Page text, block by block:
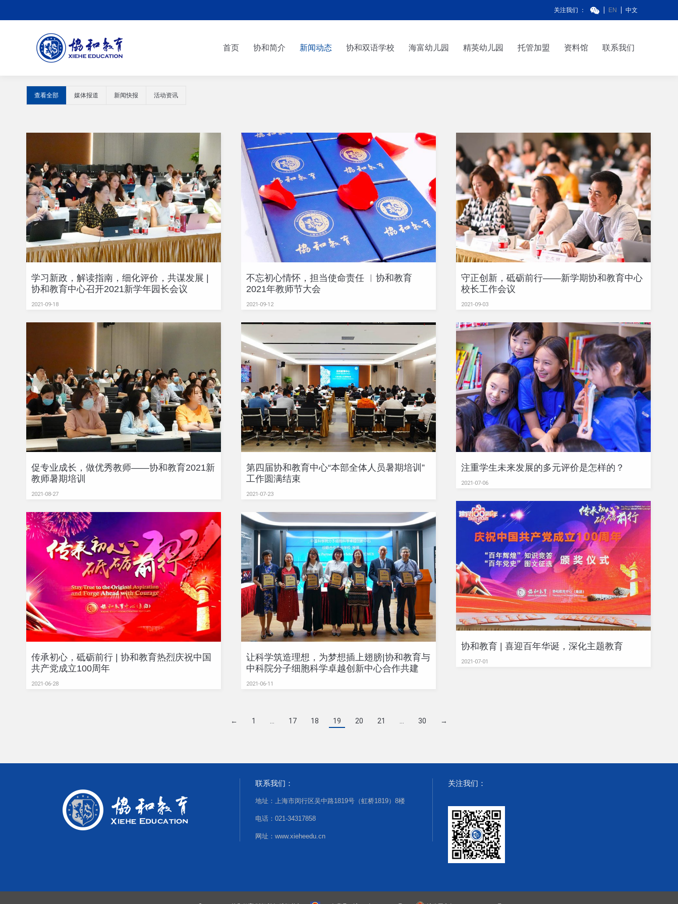
关注我们 ： EN 中文
首页 协和简介 新闻动态 协和双语学校 海富幼儿园 精英幼儿园 托管加盟 资料馆 联系我们
查看全部 媒体报道 新闻快报 活动资讯
学习新政，解读指南，细化评价，共谋发展 |
协和教育中心召开2021新学年园长会议
2021-09-18
不忘初心情怀，担当使命责任 ︱协和教育
2021年教师节大会
2021-09-12
守正创新，砥砺前行——新学期协和教育中心
校长工作会议
2021-09-03
促专业成长，做优秀教师——协和教育2021新
教师暑期培训
2021-08-27
第四届协和教育中心“本部全体人员暑期培训”
工作圆满结束
2021-07-23
注重学生未来发展的多元评价是怎样的？
2021-07-06
协和教育 | 喜迎百年华诞，深化主题教育
2021-07-01
传承初心，砥砺前行 | 协和教育热烈庆祝中国
共产党成立100周年
2021-06-28
让科学筑造理想，为梦想插上翅膀|协和教育与
中科院分子细胞科学卓越创新中心合作共建
2021-06-11
← 1 17 18 19 20 21 30 →
联系我们：
地址：上海市闵行区吴中路1819号（虹桥1819）8楼
电话：021-34317858
网址：www.xieheedu.cn
关注我们：